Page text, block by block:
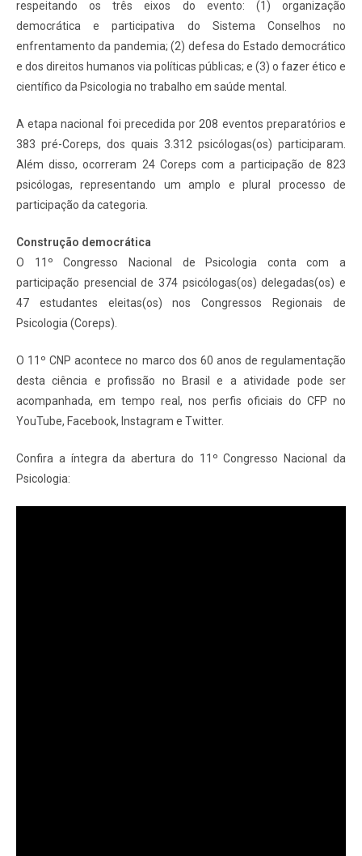
respeitando os três eixos do evento: (1) organização
democrática e participativa do Sistema Conselhos no
enfrentamento da pandemia; (2) defesa do Estado democrático
e dos direitos humanos via políticas públicas; e (3) o fazer ético e
científico da Psicologia no trabalho em saúde mental.
A etapa nacional foi precedida por 208 eventos preparatórios e
383 pré-Coreps, dos quais 3.312 psicólogas(os) participaram.
Além disso, ocorreram 24 Coreps com a participação de 823
psicólogas, representando um amplo e plural processo de
participação da categoria.
Construção democrática
O 11º Congresso Nacional de Psicologia conta com a
participação presencial de 374 psicólogas(os) delegadas(os) e
47 estudantes eleitas(os) nos Congressos Regionais de
Psicologia (Coreps).
O 11º CNP acontece no marco dos 60 anos de regulamentação
desta ciência e profissão no Brasil e a atividade pode ser
acompanhada, em tempo real, nos perfis oficiais do CFP no
YouTube, Facebook, Instagram e Twitter.
Confira a íntegra da abertura do 11º Congresso Nacional da
Psicologia: